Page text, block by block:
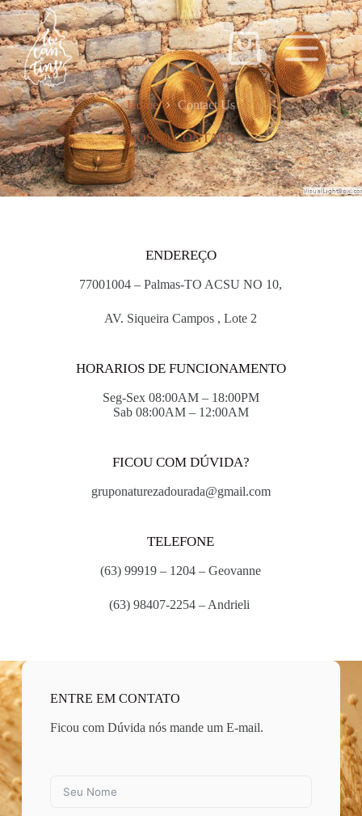
Home Contact Us
NOSSO CONTATO
ENDEREÇO
77001004 – Palmas-TO ACSU NO 10,
AV. Siqueira Campos , Lote 2
HORARIOS DE FUNCIONAMENTO
Seg-Sex 08:00AM – 18:00PM
Sab 08:00AM – 12:00AM
FICOU COM DÚVIDA?
gruponaturezadourada@gmail.com
TELEFONE
(63) 99919 – 1204 – Geovanne
(63) 98407-2254 – Andrieli
ENTRE EM CONTATO
Ficou com Dúvida nós mande um E-mail.